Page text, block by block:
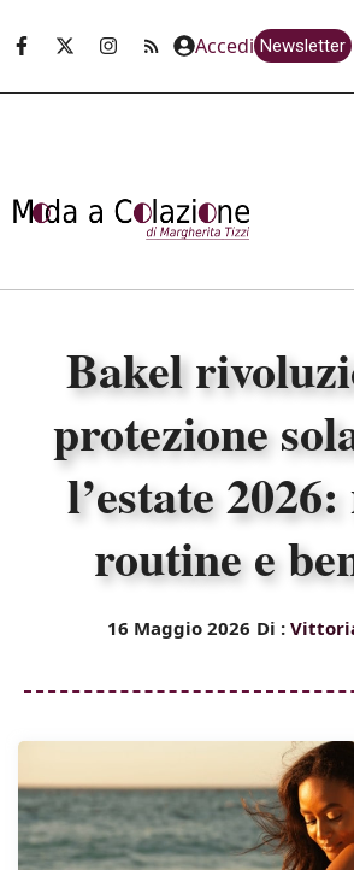
Accedi Newsletter
Bakel
protezione
l’estate
routine e
16 Maggio 2026 Di :